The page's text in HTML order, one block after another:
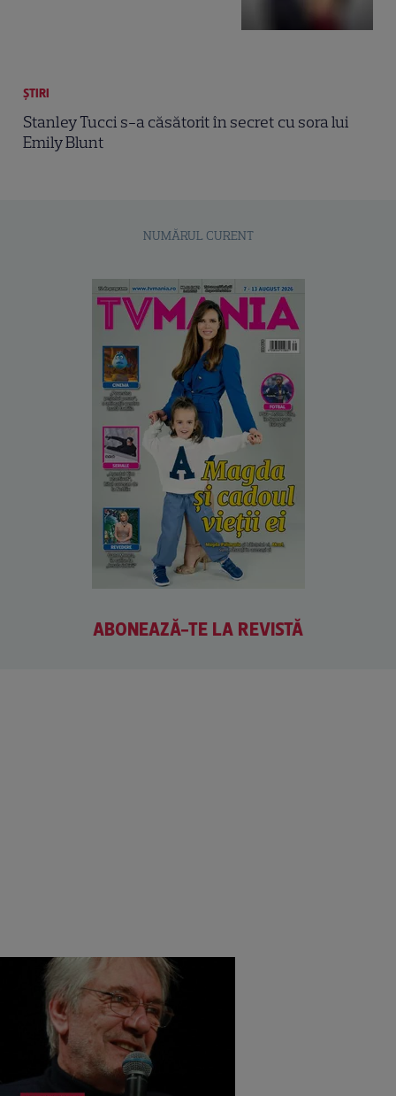
ȘTIRI
Stanley Tucci s-a căsătorit în secret cu sora lui
Emily Blunt
NUMĂRUL CURENT
ABONEAZĂ-TE LA REVISTĂ